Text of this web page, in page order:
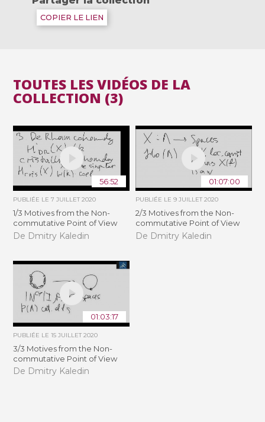
COPIER LE LIEN
TOUTES LES VIDÉOS DE LA
COLLECTION (3)
56:52
PUBLIÉE LE7 JUILLET 2020
1/3 Motives from the Non-
commutative Point of View
De Dmitry Kaledin
01:07:00
PUBLIÉE LE 9 JUILLET 2020
2/3 Motives from the Non-
commutative Point of View
De Dmitry Kaledin
01:03:17
PUBLIÉE LE15 JUILLET 2020
3/3 Motives from the Non-
commutative Point of View
De Dmitry Kaledin